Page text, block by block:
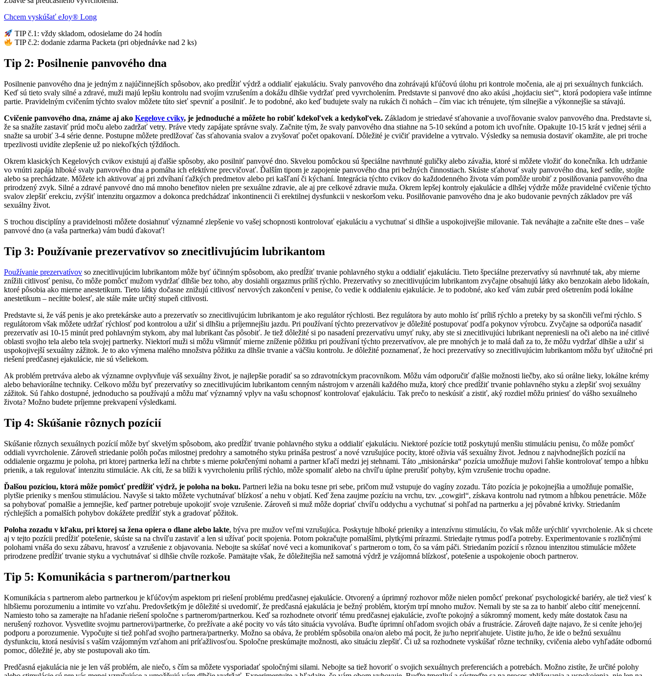
Chcem vyskúšať eJoy® Long
TIP č.1: vždy skladom, odosielame do 24 hodín
TIP č.2: dodanie zdarma Packeta (pri objednávke nad 2 ks)
Tip 2: Posilnenie panvového dna
Posilnenie panvového dna je jedným z najúčinnejších spôsobov, ako predĺžiť výdrž a oddialiť ejakuláciu. Svaly panvového dna zohrávajú kľúčovú úlohu pri kontrole močenia, ale aj pri sexuálnych funkciách.
Keď sú tieto svaly silné a zdravé, muži majú lepšiu kontrolu nad svojím vzrušením a dokážu dlhšie vydržať pred vyvrcholením. Predstavte si panvové dno ako akúsi „hojdaciu sieť“, ktorá podopiera vaše intímne
partie. Pravidelným cvičením týchto svalov môžete túto sieť spevniť a posilniť. Je to podobné, ako keď budujete svaly na rukách či nohách – čím viac ich trénujete, tým silnejšie a výkonnejšie sa stávajú.
Cvičenie panvového dna, známe aj ako Kegelove cviky, je jednoduché a môžete ho robiť kdekoľvek a kedykoľvek. Základom je striedavé sťahovanie a uvoľňovanie svalov panvového dna. Predstavte si,
že sa snažíte zastaviť prúd moču alebo zadržať vetry. Práve vtedy zapájate správne svaly. Začnite tým, že svaly panvového dna stiahne na 5-10 sekúnd a potom ich uvoľníte. Opakujte 10-15 krát v jednej sérii a
snažte sa urobiť 3-4 série denne. Postupne môžete predlžovať čas sťahovania svalov a zvyšovať počet opakovaní. Dôležité je cvičiť pravidelne a vytrvalo. Výsledky sa nemusia dostaviť okamžite, ale pri troche
trpezlivosti uvidíte zlepšenie už po niekoľkých týždňoch.
Okrem klasických Kegelových cvikov existujú aj ďalšie spôsoby, ako posilniť panvové dno. Skvelou pomôckou sú špeciálne navrhnuté guličky alebo závažia, ktoré si môžete vložiť do konečníka. Ich udržanie
vo vnútri zapája hlboké svaly panvového dna a pomáha ich efektívne precvičovať. Ďalším tipom je zapojenie panvového dna pri bežných činnostiach. Skúste sťahovať svaly panvového dna, keď sedíte, stojíte
alebo sa prechádzate. Môžete ich aktivovať aj pri zdvíhaní ťažkých predmetov alebo pri kašľaní či kýchaní. Integrácia týchto cvikov do každodenného života vám pomôže urobiť z posilňovania panvového dna
prirodzený zvyk. Silné a zdravé panvové dno má mnoho benefitov nielen pre sexuálne zdravie, ale aj pre celkové zdravie muža. Okrem lepšej kontroly ejakulácie a dlhšej výdrže môže pravidelné cvičenie týchto
svalov zlepšiť erekciu, zvýšiť intenzitu orgazmov a dokonca predchádzať inkontinencii či erektilnej dysfunkcii v neskoršom veku. Posilňovanie panvového dna je ako budovanie pevných základov pre váš
sexuálny život.
S trochou disciplíny a pravidelnosti môžete dosiahnuť významné zlepšenie vo vašej schopnosti kontrolovať ejakuláciu a vychutnať si dlhšie a uspokojivejšie milovanie. Tak neváhajte a začnite ešte dnes – vaše
panvové dno (a vaša partnerka) vám budú ďakovať!
Tip 3: Používanie prezervatívov so znecitlivujúcim lubrikantom
Používanie prezervatívov so znecitlivujúcim lubrikantom môže byť účinným spôsobom, ako predĺžiť trvanie pohlavného styku a oddialiť ejakuláciu. Tieto špeciálne prezervatívy sú navrhnuté tak, aby mierne
znížili citlivosť penisu, čo môže pomôcť mužom vydržať dlhšie bez toho, aby dosiahli orgazmus príliš rýchlo. Prezervatívy so znecitlivujúcim lubrikantom zvyčajne obsahujú látky ako benzokain alebo lidokaín,
ktoré pôsobia ako mierne anestetikum. Tieto látky dočasne znižujú citlivosť nervových zakončení v penise, čo vedie k oddialeniu ejakulácie. Je to podobné, ako keď vám zubár pred ošetrením podá lokálne
anestetikum – necítite bolesť, ale stále máte určitý stupeň citlivosti.
Predstavte si, že váš penis je ako pretekárske auto a prezervatív so znecitlivujúcim lubrikantom je ako regulátor rýchlosti. Bez regulátora by auto mohlo ísť príliš rýchlo a preteky by sa skončili veľmi rýchlo. S
regulátorom však môžete udržať rýchlosť pod kontrolou a užiť si dlhšiu a príjemnejšiu jazdu. Pri používaní týchto prezervatívov je dôležité postupovať podľa pokynov výrobcu. Zvyčajne sa odporúča nasadiť
prezervatív asi 10-15 minút pred pohlavným stykom, aby mal lubrikant čas pôsobiť. Je tiež dôležité si po nasadení prezervatívu umyť ruky, aby ste si znecitlivujúci lubrikant nepreniesli na oči alebo na iné citlivé
oblasti svojho tela alebo tela svojej partnerky. Niektorí muži si môžu všimnúť mierne zníženie pôžitku pri používaní týchto prezervatívov, ale pre mnohých je to malá daň za to, že môžu vydržať dlhšie a užiť si
uspokojivejší sexuálny zážitok. Je to ako výmena malého množstva pôžitku za dlhšie trvanie a väčšiu kontrolu. Je dôležité poznamenať, že hoci prezervatívy so znecitlivujúcim lubrikantom môžu byť užitočné pri
riešení predčasnej ejakulácie, nie sú všeliekom.
Ak problém pretrváva alebo ak významne ovplyvňuje váš sexuálny život, je najlepšie poradiť sa so zdravotníckym pracovníkom. Môžu vám odporučiť ďalšie možnosti liečby, ako sú orálne lieky, lokálne krémy
alebo behaviorálne techniky. Celkovo môžu byť prezervatívy so znecitlivujúcim lubrikantom cenným nástrojom v arzenáli každého muža, ktorý chce predĺžiť trvanie pohlavného styku a zlepšiť svoj sexuálny
zážitok. Sú ľahko dostupné, jednoducho sa používajú a môžu mať významný vplyv na vašu schopnosť kontrolovať ejakuláciu. Tak prečo to neskúsiť a zistiť, aký rozdiel môžu priniesť do vášho sexuálneho
života? Možno budete príjemne prekvapení výsledkami.
Tip 4: Skúšanie rôznych pozícií
Skúšanie rôznych sexuálnych pozícií môže byť skvelým spôsobom, ako predĺžiť trvanie pohlavného styku a oddialiť ejakuláciu. Niektoré pozície totiž poskytujú menšiu stimuláciu penisu, čo môže pomôcť
oddiali vyvrcholenie. Zároveň striedanie polôh počas milostnej predohry a samotného styku prináša pestrosť a nové vzrušujúce pocity, ktoré oživia váš sexuálny život. Jednou z najvhodnejších pozícií na
oddialenie orgazmu je poloha, pri ktorej partnerka leží na chrbte s mierne pokrčenými nohami a partner kľačí medzi jej stehnami. Táto „misionárska“ pozícia umožňuje mužovi ľahšie kontrolovať tempo a hĺbku
prienik, a tak regulovať intenzitu stimulácie. Ak cíti, že sa blíži k vyvrcholeniu príliš rýchlo, môže spomaliť alebo na chvíľu úplne prerušiť pohyby, kým vzrušenie trochu opadne.
Ďalšou pozíciou, ktorá môže pomôcť predĺžiť výdrž, je poloha na boku. Partneri ležia na boku tesne pri sebe, pričom muž vstupuje do vagíny zozadu. Táto pozícia je pokojnejšia a umožňuje pomalšie,
plytšie prieniky s menšou stimuláciou. Navyše si takto môžete vychutnávať blízkosť a nehu v objatí. Keď žena zaujme pozíciu na vrchu, tzv. „cowgirl“, získava kontrolu nad rytmom a hĺbkou penetrácie. Môže
sa pohybovať pomalšie a jemnejšie, keď partner potrebuje upokojiť svoje vzrušenie. Zároveň si muž môže dopriať chvíľu oddychu a vychutnať si pohľad na partnerku a jej pôvabné krivky. Striedaním
rýchlejších a pomalších pohybov dokážete predĺžiť styk a gradovať pôžitok.
Poloha zozadu v kľaku, pri ktorej sa žena opiera o dlane alebo lakte, býva pre mužov veľmi vzrušujúca. Poskytuje hlboké prieniky a intenzívnu stimuláciu, čo však môže urýchliť vyvrcholenie. Ak si chcete
aj v tejto pozícii predĺžiť potešenie, skúste sa na chvíľu zastaviť a len si užívať pocit spojenia. Potom pokračujte pomalšími, plytkými prírazmi. Striedajte rytmus podľa potreby. Experimentovanie s rozličnými
polohami vnáša do sexu zábavu, hravosť a vzrušenie z objavovania. Nebojte sa skúšať nové veci a komunikovať s partnerom o tom, čo sa vám páči. Striedaním pozícií s rôznou intenzitou stimulácie môžete
prirodzene predĺžiť trvanie styku a vychutnávať si dlhšie chvíle rozkoše. Pamätajte však, že dôležitejšia než samotná výdrž je vzájomná blízkosť, potešenie a uspokojenie oboch partnerov.
Tip 5: Komunikácia s partnerom/partnerkou
Komunikácia s partnerom alebo partnerkou je kľúčovým aspektom pri riešení problému predčasnej ejakulácie. Otvorený a úprimný rozhovor môže nielen pomôcť prekonať psychologické bariéry, ale tiež viesť k
hlbšiemu porozumeniu a intimite vo vzťahu. Predovšetkým je dôležité si uvedomiť, že predčasná ejakulácia je bežný problém, ktorým trpí mnoho mužov. Nemali by ste sa za to hanbiť alebo cítiť menejcenní.
Namiesto toho sa zamerajte na hľadanie riešení spoločne s partnerom/partnerkou. Keď sa rozhodnete otvoriť tému predčasnej ejakulácie, zvoľte pokojný a súkromný moment, kedy máte dostatok času na
nerušený rozhovor. Vysvetlite svojmu partnerovi/partnerke, čo prežívate a aké pocity vo vás táto situácia vyvoláva. Buďte úprimní ohľadom svojich obáv a frustrácie. Zároveň dajte najavo, že si ceníte jeho/jej
podporu a porozumenie. Vypočujte si tiež pohľad svojho partnera/partnerky. Možno sa obáva, že problém spôsobila ona/on alebo má pocit, že ju/ho nepriťahujete. Uistite ju/ho, že ide o bežnú sexuálnu
dysfunkciu, ktorá nesúvisí s vaším vzájomným vzťahom ani príťažlivosťou. Spoločne preskúmajte možnosti, ako situáciu zlepšiť. Či už sa rozhodnete vyskúšať rôzne techniky, cvičenia alebo vyhľadáte odbornú
pomoc, dôležité je, aby ste postupovali ako tím.
Predčasná ejakulácia nie je len váš problém, ale niečo, s čím sa môžete vysporiadať spoločnými silami. Nebojte sa tiež hovoriť o svojich sexuálnych preferenciách a potrebách. Možno zistíte, že určité polohy